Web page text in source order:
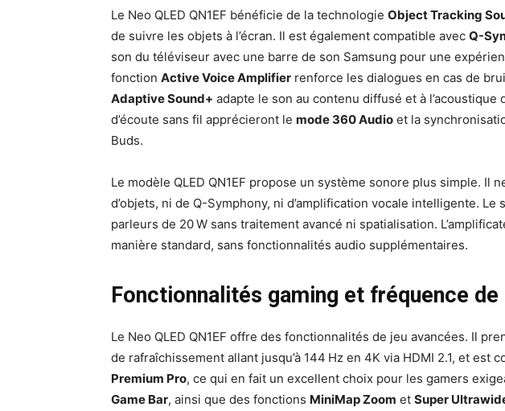
Le Neo QLED QN1EF bénéficie de la technologie Object Tracking
de suivre les objets à l’écran. Il est également compatible avec Q-
son du téléviseur avec une barre de son Samsung pour une
fonction Active Voice Amplifier renforce les dialogues en cas de
Adaptive Sound+ adapte le son au contenu diffusé et à l’acoustique
d’écoute sans fil apprécieront le mode 360 Audio et la
Buds.
Le modèle QLED QN1EF propose un système sonore plus simple. Il
d’objets, ni de Q-Symphony, ni d’amplification vocale intelligente.
parleurs de 20 W sans traitement avancé ni spatialisation.
manière standard, sans fonctionnalités audio supplémentaires.
Fonctionnalités gaming et fréquence
Le Neo QLED QN1EF offre des fonctionnalités de jeu avancées. Il
de rafraîchissement allant jusqu’à 144 Hz en 4K via HDMI 2.1, et est
Premium Pro, ce qui en fait un excellent choix pour les gamers
Game Bar, ainsi que des fonctions MiniMap Zoom et Super